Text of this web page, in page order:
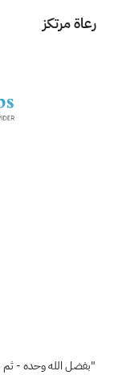
رعاة مرتكز
"بفضل الله وحده - ثم